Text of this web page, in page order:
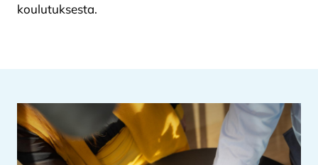
koulutuksesta.